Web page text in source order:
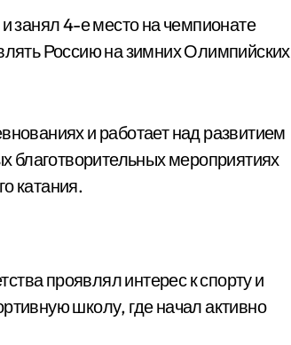
занял 4-е место на чемпионате
Россию на зимних Олимпийских
и работает над развитием
благотворительных мероприятиях
катания.
проявлял интерес к спорту и
школу, где начал активно